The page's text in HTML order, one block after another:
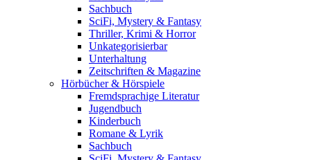
Sachbuch
SciFi, Mystery & Fantasy
Thriller, Krimi & Horror
Unkategorisierbar
Unterhaltung
Zeitschriften & Magazine
Hörbücher & Hörspiele
Fremdsprachige Literatur
Jugendbuch
Kinderbuch
Romane & Lyrik
Sachbuch